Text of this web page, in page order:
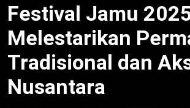
Festival Jamu
Melestarikan
Tradisional dan
Nusantara